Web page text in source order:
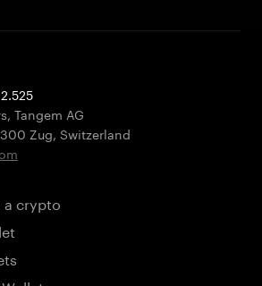
Tangem AG
Zug, Switzerland
crypto